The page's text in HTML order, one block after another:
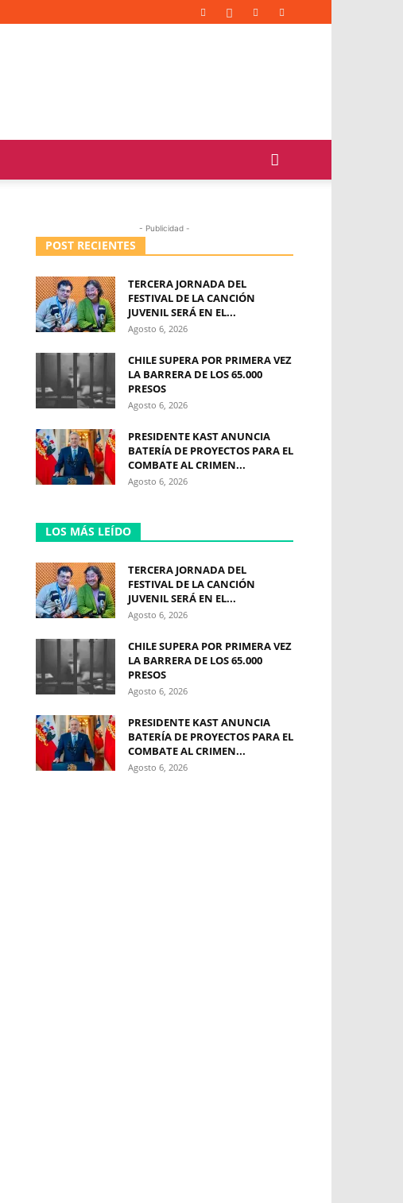
- Publicidad -
POST RECIENTES
TERCERA JORNADA DEL
FESTIVAL DE LA CANCIÓN
JUVENIL SERÁ EN EL...
Agosto 6, 2026
CHILE SUPERA POR PRIMERA VEZ
LA BARRERA DE LOS 65.000
PRESOS
Agosto 6, 2026
PRESIDENTE KAST ANUNCIA
BATERÍA DE PROYECTOS PARA EL
COMBATE AL CRIMEN...
Agosto 6, 2026
LOS MÁS LEÍDO
TERCERA JORNADA DEL
FESTIVAL DE LA CANCIÓN
JUVENIL SERÁ EN EL...
Agosto 6, 2026
CHILE SUPERA POR PRIMERA VEZ
LA BARRERA DE LOS 65.000
PRESOS
Agosto 6, 2026
PRESIDENTE KAST ANUNCIA
BATERÍA DE PROYECTOS PARA EL
COMBATE AL CRIMEN...
Agosto 6, 2026